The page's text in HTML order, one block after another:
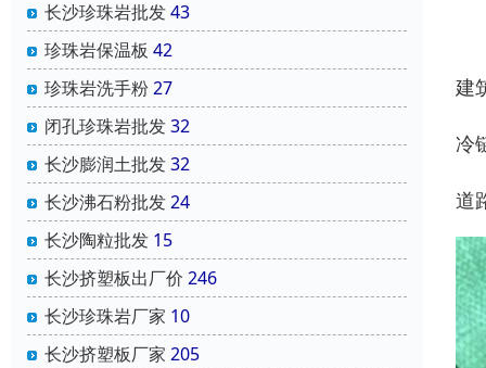
长沙珍珠岩批发43
珍珠岩保温板 42
珍珠岩洗手粉27
闭孔珍珠岩批发32
长沙膨润土批发32
长沙沸石粉批发24
长沙陶粒批发 15
长沙挤塑板出厂价 246
长沙珍珠岩厂家 10
长沙挤塑板厂家 205
建
冷
道